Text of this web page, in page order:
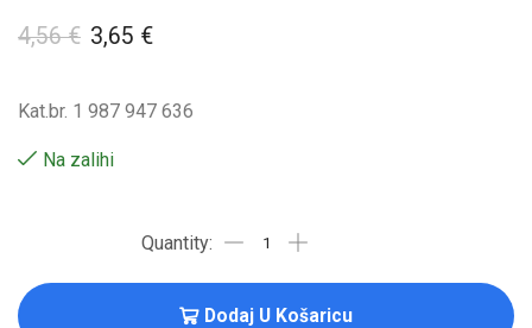
4,56€ 3,65 €
Kat.br. 1 987 947 636
Na zalihi
Dodaj U Košaricu